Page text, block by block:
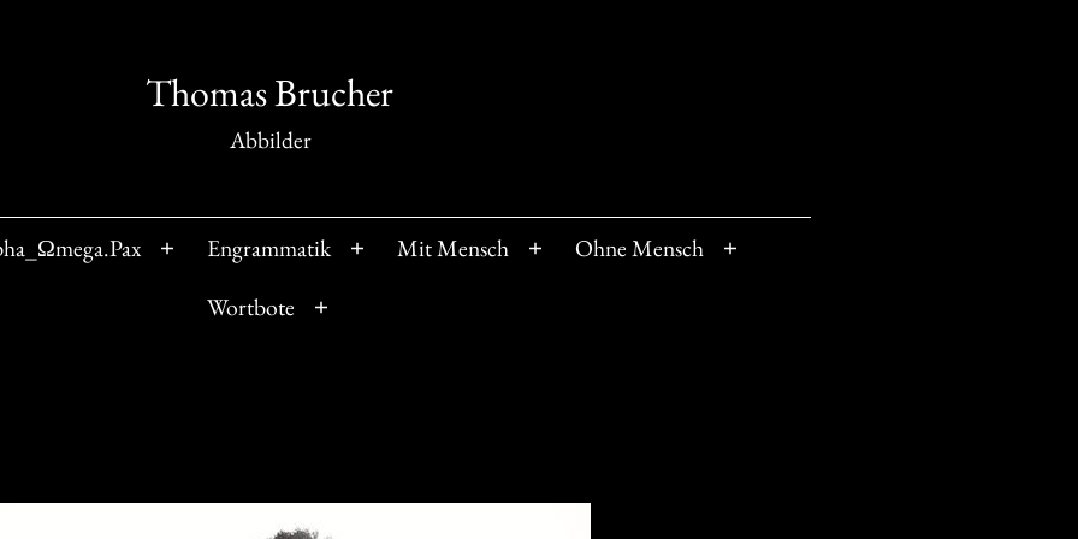
Thomas Brucher
Abbilder
Menü
öffnen
Engrammatik
Menü
Mit Mensch
Menü
Ohne Mensch
Menü
Wortbote
Menü